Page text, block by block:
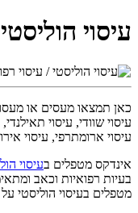
עיסוי
כאן תמצאו מעסים או
עיסוי שוודי, עיסוי
עיסוי ארומתרפי, עיסוי
אינדקס מטפלים בעיסוי
בעיות רפואיות וכאב
מטפלים בעיסוי הוליסטי